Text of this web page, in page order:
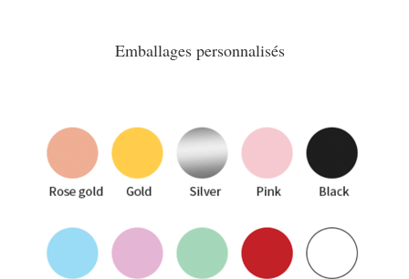
Emballages personnalisés